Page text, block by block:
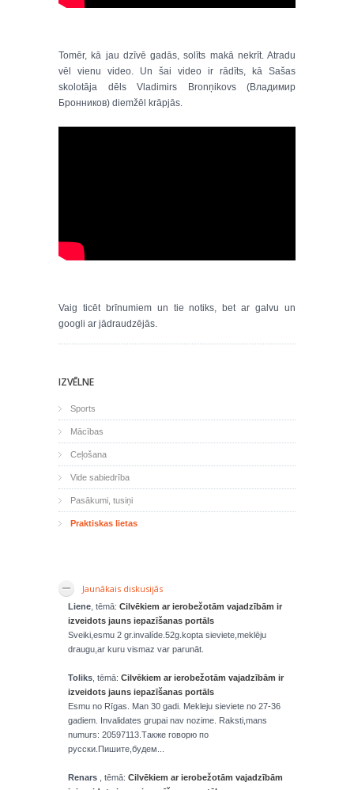
Tomēr, kā jau dzīvē gadās, solīts makā nekrīt. Atradu
vēl vienu video. Un šai video ir rādīts, kā Sašas
skolotāja dēls Vladimirs Bronņikovs (Владимир
Бронников) diemžēl krāpjās.
Vaig ticēt brīnumiem un tie notiks, bet ar galvu un
googli ar jādraudzējās.
IZVĒLNE
Sports
Mācības
Ceļošana
Vide sabiedrība
Pasākumi, tusiņi
Praktiskas lietas
Jaunākais diskusijās
Liene , tēmā: Cilvēkiem ar ierobežotām vajadzībām ir
izveidots jauns iepazīšanas portāls
Sveiki,esmu 2 gr.invalíde.52g.kopta sieviete,meklēju
draugu,ar kuru vismaz var parunāt.
Toliks , tēmā: Cilvēkiem ar ierobežotām vajadzībām ir
izveidots jauns iepazīšanas portāls
Esmu no Rīgas. Man 30 gadi. Mekleju sieviete no 27-36
gadiem. Invalidates grupai nav nozime. Raksti,mans
numurs: 20597113.Также говорю по
русски.Пишите,будем...
Renars , tēmā: Cilvēkiem ar ierobežotām vajadzībām